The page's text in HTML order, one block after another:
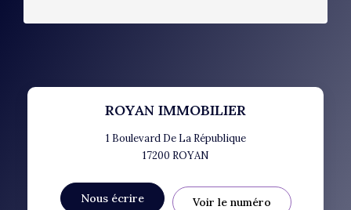
ROYAN IMMOBILIER
1 Boulevard De La République
17200 ROYAN
Nous écrire Voir le numéro